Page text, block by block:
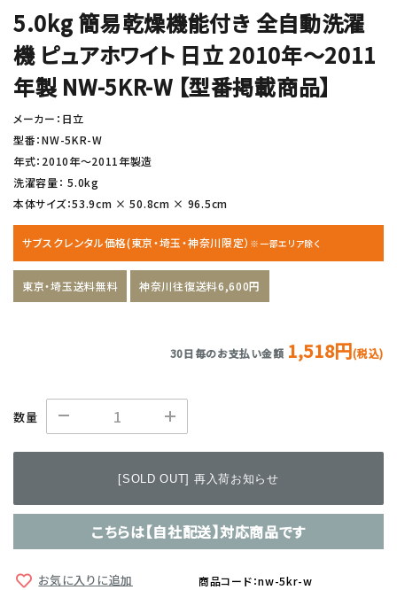
5.0kg 簡易乾燥機能付き 全自動洗濯
機 ピュアホワイト 日立 2010年〜2011
年製 NW-5KR-W 【型番掲載商品】
メーカー：日立
型番：NW-5KR-W
年式：2010年〜2011年製造
洗濯容量： 5.0kg
本体サイズ：53.9cm × 50.8cm × 96.5cm
サブスクレンタル価格(東京・埼玉・神奈川限定） ※一部エリア除く
東京・埼玉送料無料 神奈川往復送料6,600円
30日毎のお支払い金額 1,518円(税込)
数量
[SOLD OUT] 再入荷お知らせ
こちらは【自社配送】対応商品です
お気に入りに追加 商品コード：nw-5kr-w